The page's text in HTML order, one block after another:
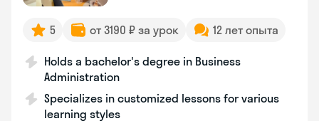
5 от 3190 ₽ за урок 12 лет опыта
Holds a bachelor's degree in Business
Administration
Specializes in customized lessons for various
learning styles